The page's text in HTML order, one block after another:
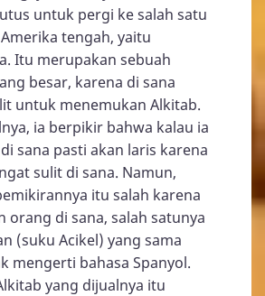
untuk pergi ke salah satu
tengah, yaitu
Itu merupakan sebuah
besar, karena di sana
untuk menemukan Alkitab.
ia berpikir bahwa kalau ia
sana pasti akan laris karena
sulit di sana. Namun,
itu salah karena
orang di sana, salah satunya
(suku Acikel) yang sama
mengerti bahasa Spanyol.
yang dijualnya itu